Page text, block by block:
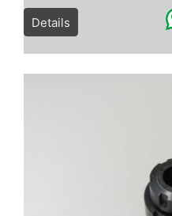
Details